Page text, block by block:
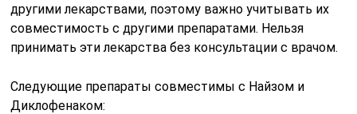
другими лекарствами, поэтому важно учитывать их
совместимость с другими препаратами. Нельзя
принимать эти лекарства без консультации с врачом.
Следующие препараты совместимы с Найзом и
Диклофенаком: